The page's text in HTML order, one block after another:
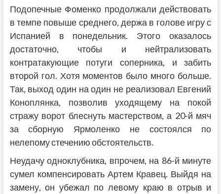
Подопечные Фоменко продолжали действовать
в темпе повыше среднего, держа в голове игру с
Испанией в понедельник. Этого оказалось
достаточно, чтобы и нейтрализовать
контратакующие потуги соперника, и забить
второй гол. Хотя моментов было много больше.
Так, выход один на один не реализовал Евгений
Коноплянка, позволив уходящему на покой
стражу ворот блеснуть мастерством, а 20-й мяч
за сборную Ярмоленко не состоялся по
нелепому стечению обстоятельств.
Неудачу одноклубника, впрочем, на 86-й минуте
сумел компенсировать Артем Кравец. Выйдя на
замену, он убежал по левому краю в отрыв и